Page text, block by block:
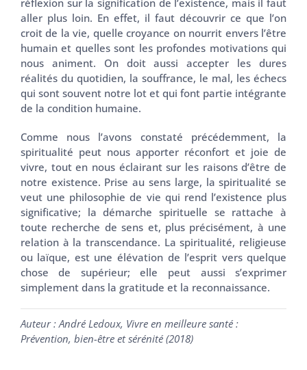
réflexion sur la signification de l’existence, mais il faut
aller plus loin. En effet, il faut découvrir ce que l’on
croit de la vie, quelle croyance on nourrit envers l’être
humain et quelles sont les profondes motivations qui
nous animent. On doit aussi accepter les dures
réalités du quotidien, la souffrance, le mal, les échecs
qui sont souvent notre lot et qui font partie intégrante
de la condition humaine.
Comme nous l’avons constaté précédemment, la
spiritualité peut nous apporter réconfort et joie de
vivre, tout en nous éclairant sur les raisons d’être de
notre existence. Prise au sens large, la spiritualité se
veut une philosophie de vie qui rend l’existence plus
significative; la démarche spirituelle se rattache à
toute recherche de sens et, plus précisément, à une
relation à la transcendance. La spiritualité, religieuse
ou laïque, est une élévation de l’esprit vers quelque
chose de supérieur; elle peut aussi s’exprimer
simplement dans la gratitude et la reconnaissance.
Auteur : André Ledoux, Vivre en meilleure santé :
Prévention, bien-être et sérénité (2018)